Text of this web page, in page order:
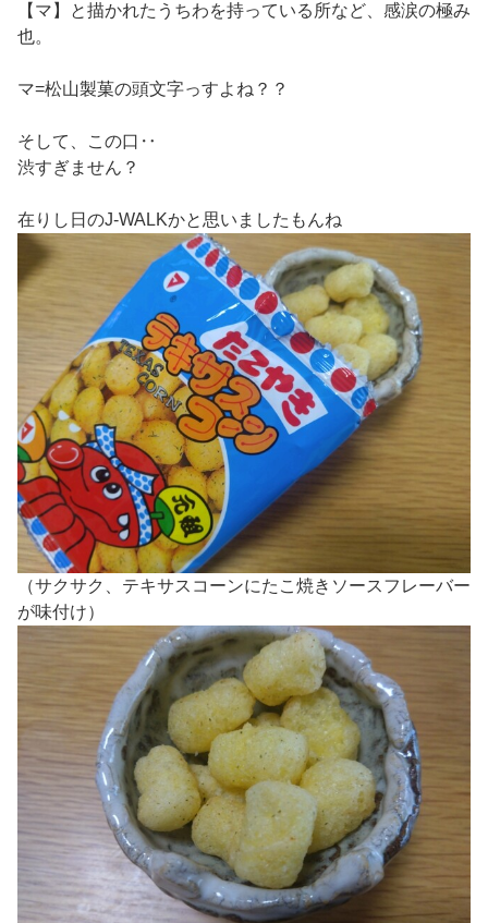
【マ】と描かれたうちわを持っている所など、感涙の極み
也。
マ=松山製菓の頭文字っすよね？？
そして、この口‥
渋すぎません？
在りし日のJ-WALKかと思いましたもんね
（サクサク、テキサスコーンにたこ焼きソースフレーバー
が味付け）